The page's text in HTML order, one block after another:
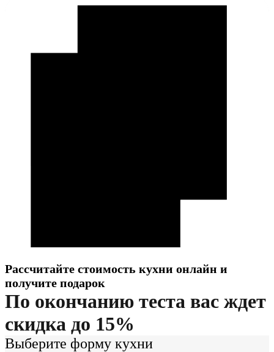
Рассчитайте стоимость кухни онлайн и
получите подарок
По окончанию теста вас ждет
скидка до 15%
Выберите форму кухни